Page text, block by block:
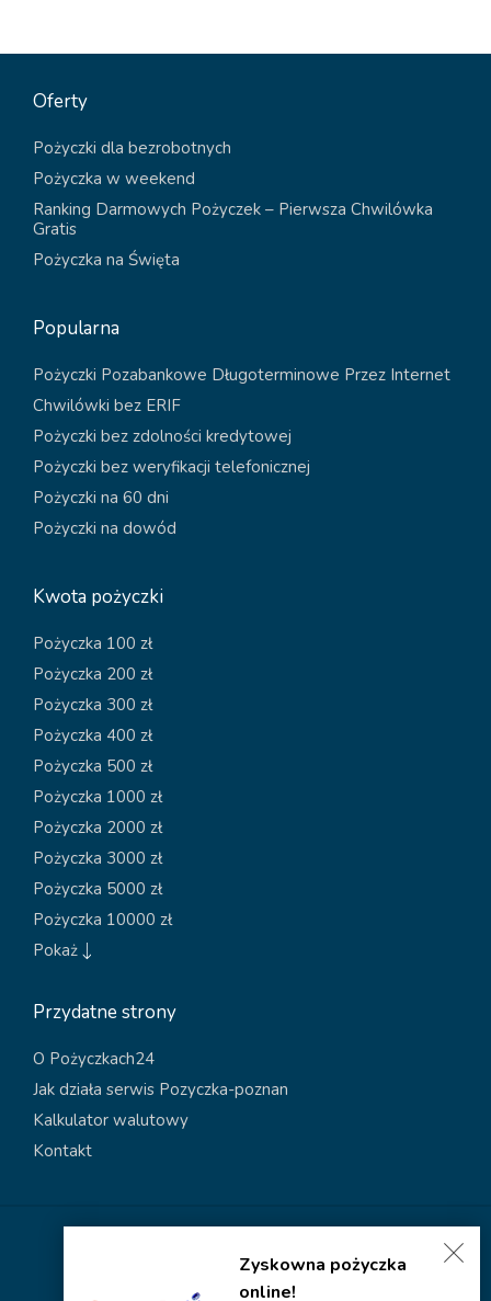
Zyskowna pożyczka
online!
Oferty
Pożyczki dla bezrobotnych
Pożyczka w weekend
Ranking Darmowych Pożyczek – Pierwsza Chwilówka
Gratis
Pożyczka na Święta
Popularna
Pożyczki Pozabankowe Długoterminowe Przez Internet
Chwilówki bez ERIF
Pożyczki bez zdolności kredytowej
Pożyczki bez weryfikacji telefonicznej
Pożyczki na 60 dni
Pożyczki na dowód
Kwota pożyczki
Pożyczka 100 zł
Pożyczka 200 zł
Pożyczka 300 zł
Pożyczka 400 zł
Pożyczka 500 zł
Pożyczka 1000 zł
Pożyczka 2000 zł
Pożyczka 3000 zł
Pożyczka 5000 zł
Pożyczka 10000 zł
Pokaż
Przydatne strony
O Pożyczkach24
Jak działa serwis Pozyczka-poznan
Kalkulator walutowy
Kontakt
Polityka prywatności